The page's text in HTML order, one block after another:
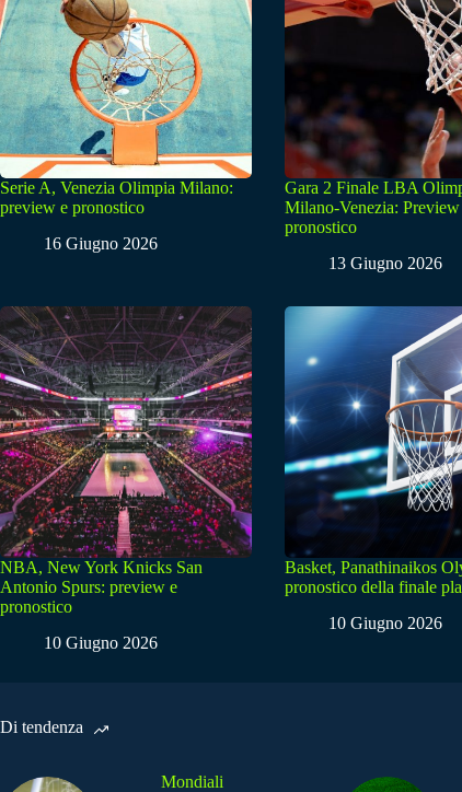
Serie A, Venezia Olimpia Milano:
preview e pronostico
16 Giugno 2026
Gara 2 Finale LBA
Milano-Venezia: Preview
pronostico
13 Giugno 2026
NBA, New York Knicks San
Antonio Spurs: preview e
pronostico
10 Giugno 2026
Basket, Panathinaikos
pronostico della finale
10 Giugno 2026
Di tendenza
Mondiali